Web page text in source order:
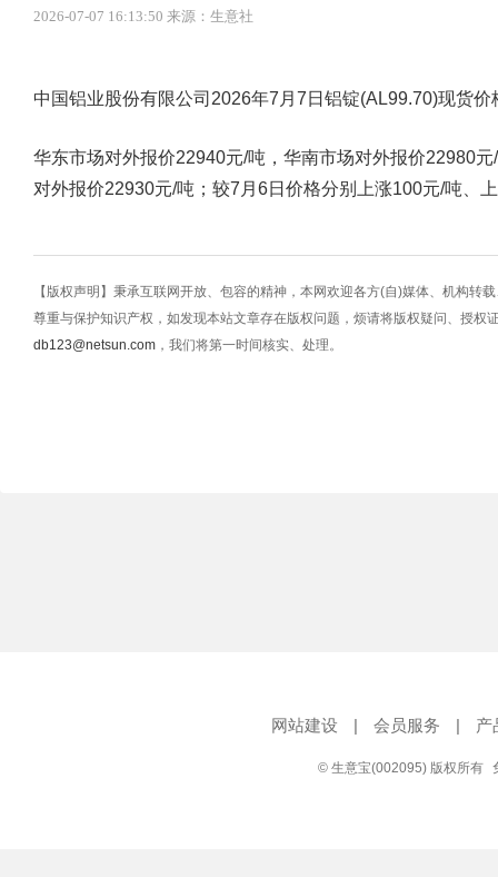
2026-07-07 16:13:50 来源：生意社
中国铝业股份有限公司2026年7月7日铝锭(AL99.70)现货
华东市场对外报价22940元/吨，华南市场对外报价22980
对外报价22930元/吨；较7月6日价格分别上涨100元/吨、
【版权声明】秉承互联网开放、包容的精神，本网欢迎各方(自)媒体、机构转
尊重与保护知识产权，如发现本站文章存在版权问题，烦请将版权疑问、授权
db123@netsun.com ，我们将第一时间核实、处理。
网站建设 | 会员服务 | 产
© 生意宝(002095) 版权所有